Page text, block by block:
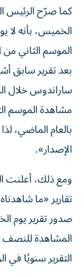
كما صرّح الرئيس
الخميس، بأنه
الموسم الثاني
بعد تقرير سابق
ساراندوس خلال
مشاهدة الموسم
بالعام الماضي،
الإصدار».
ومع ذلك، أعلنت
تقارير «ما
صدور تقرير يوم
التقرير سنويًا في